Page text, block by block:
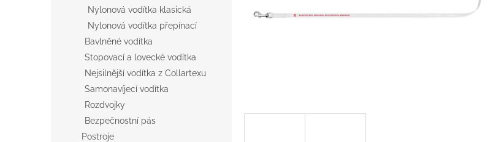
Nylonová vodítka klasická
Nylonová vodítka přepínací
Bavlněné vodítka
Stopovací a lovecké vodítka
Nejsilnější vodítka z Collartexu
Samonavíjecí vodítka
Rozdvojky
Bezpečnostní pás
Postroje